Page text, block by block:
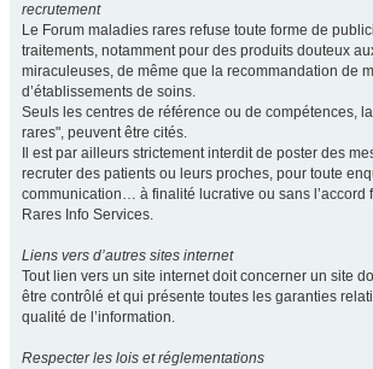
recrutement
Le Forum maladies rares refuse toute forme de
traitements, notamment pour des produits douteux
miraculeuses, de même que la recommandation de
d’établissements de soins.
Seuls les centres de référence ou de compétences,
rares", peuvent être cités.
Il est par ailleurs strictement interdit de poster des
recruter des patients ou leurs proches, pour toute
communication… à finalité lucrative ou sans l’accord
Rares Info Services.
Liens vers d’autres sites internet
Tout lien vers un site internet doit concerner un site
être contrôlé et qui présente toutes les garanties
qualité de l’information.
Respecter les lois et réglementations